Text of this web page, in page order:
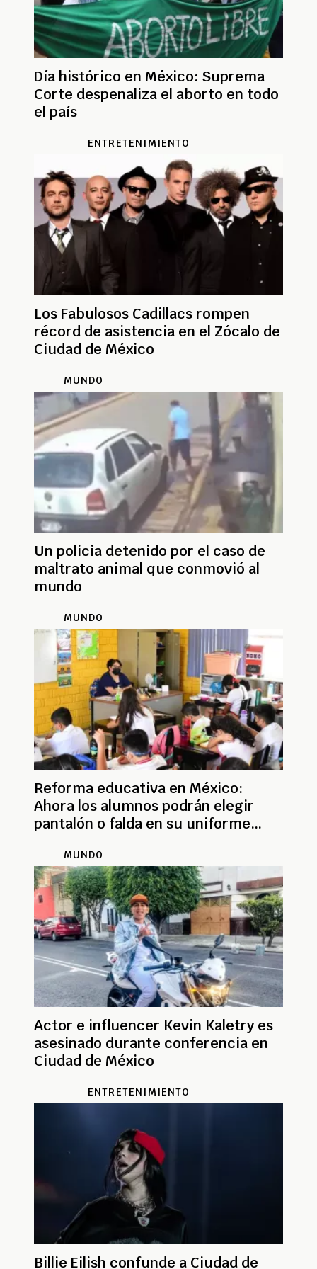
Día histórico en México: Suprema
Corte despenaliza el aborto en todo
el país
ENTRETENIMIENTO
Los Fabulosos Cadillacs rompen
récord de asistencia en el Zócalo de
Ciudad de México
MUNDO
Un policia detenido por el caso de
maltrato animal que conmovió al
mundo
MUNDO
Reforma educativa en México:
Ahora los alumnos podrán elegir
pantalón o falda en su uniforme
MUNDO
Actor e influencer Kevin Kaletry es
asesinado durante conferencia en
Ciudad de México
ENTRETENIMIENTO
Billie Eilish confunde a Ciudad de